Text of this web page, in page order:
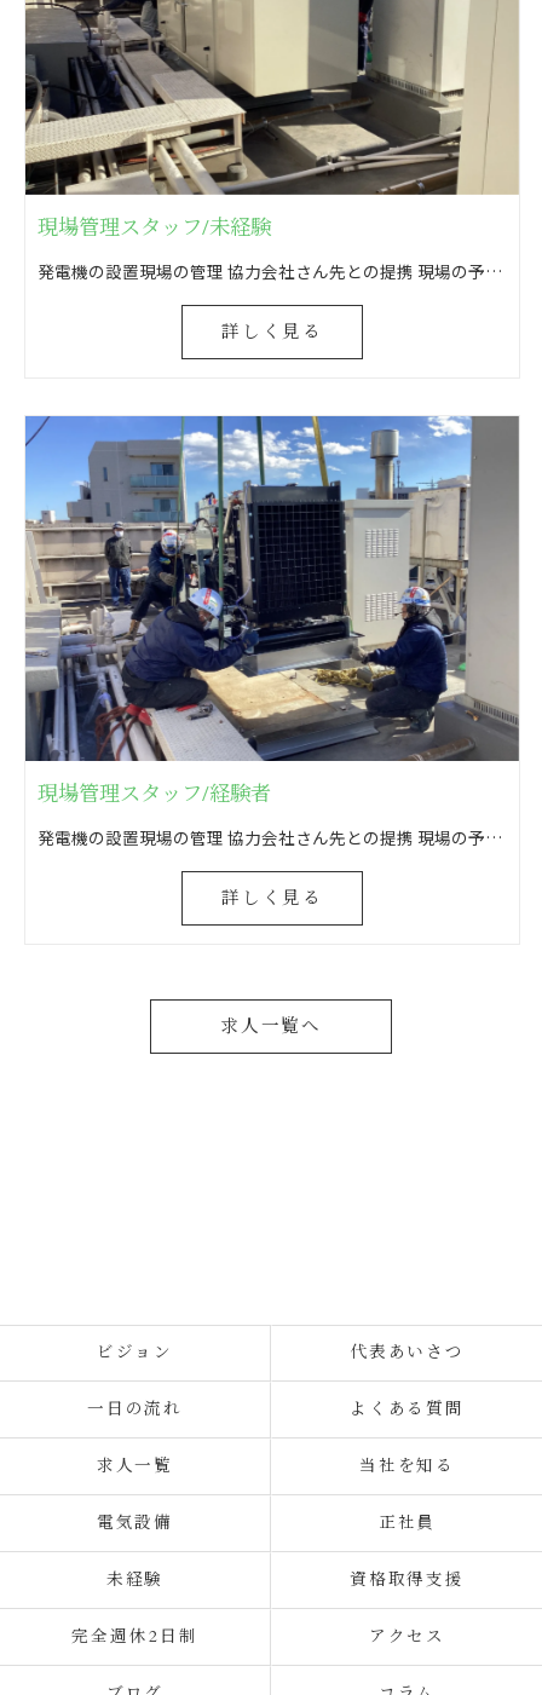
現場管理スタッフ/未経験
発電機の設置現場の管理 協力会社さん先との提携 現場の予算管理 消防申請のための消防法に基づいた書類作成(打合せ・申請)
詳しく見る
現場管理スタッフ/経験者
発電機の設置現場の管理 協力会社さん先との提携 現場の予算管理 消防申請のための消防法に基づいた書類作成(打合せ・申請)
詳しく見る
求人一覧へ
ビジョン 代表あいさつ
一日の流れ よくある質問
求人一覧 当社を知る
電気設備 正社員
未経験 資格取得支援
完全週休2日制 アクセス